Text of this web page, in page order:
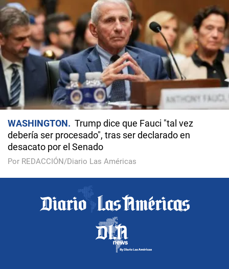
WASHINGTON
Trump dice que Fauci "tal vez
debería ser procesado", tras ser declarado en
desacato por el Senado
Por REDACCIÓN/Diario Las Américas